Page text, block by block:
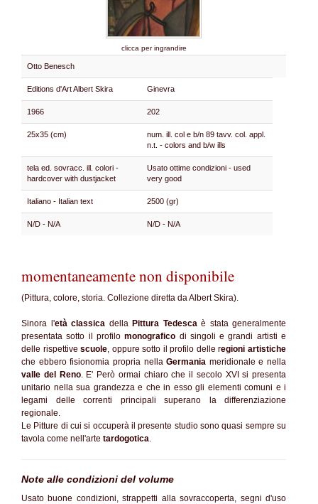
clicca per ingrandire
Otto Benesch
Editions d'Art Albert Skira Ginevra
1966 202
25x35 (cm)
num. ill. col e b/n 89 tavv. col. appl.
n.t. - colors and b/w ills
tela ed. sovracc. ill. colori -
hardcover with dustjacket
Usato ottime condizioni - used
very good
Italiano - Italian text 2500 (gr)
N/D - N/A N/D - N/A
momentaneamente non disponibile
(Pittura, colore, storia. Collezione diretta da Albert Skira).
Sinora l'età classica della Pittura Tedescaè stata generalmente
presentata sotto il profilomonografico di singoli e grandi artisti e
delle rispettivescuole, oppure sotto il profilo delle regioni artistiche
che ebbero fisionomia propria nellaGermania meridionale e nella
valle del Reno. E' Però ormai chiaro che il secolo XVI si presenta
unitario nella sua grandezza e che in esso gli elementi comuni e i
legami delle correnti principali superano la differenziazione
regionale.
Le Pitture di cui si occuperà il presente studio sono quasi sempre su
tavola come nell'arte tardogotica.
Note alle condizioni del volume
Usato buone condizioni, strappetti alla sovraccoperta, segni d'uso